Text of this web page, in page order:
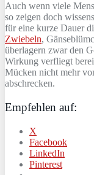
Auch wenn viele
so zeigen doch
für eine kurze Dauer
Zwiebeln,
überlagern zwar den
Wirkung verfliegt
Mücken nicht mehr
abschrecken.
Empfehlen auf:
X
Facebook
LinkedIn
Pinterest